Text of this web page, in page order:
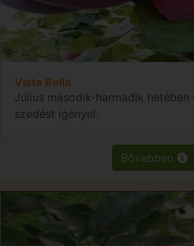
Vista Bella
Július második-harmadik
szedést igényel.
Bővebben